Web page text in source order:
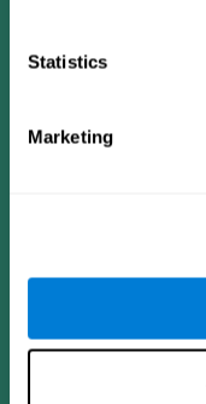
Statistics
Marketing您的大脑
大脑的可塑性
智力障碍